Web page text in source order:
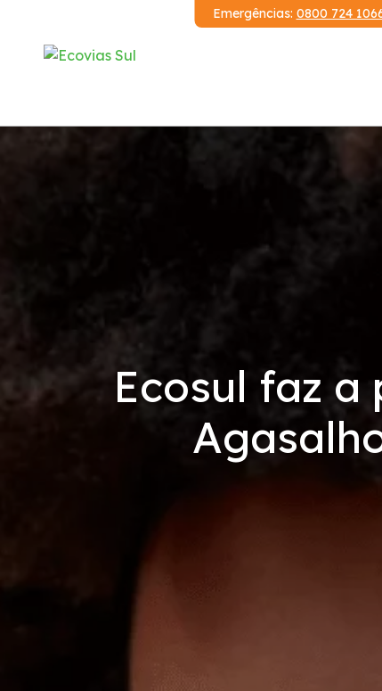
Emergências: 0800 724
Institucional
A Ecovias Sul
Código de CondutaEcosul faz